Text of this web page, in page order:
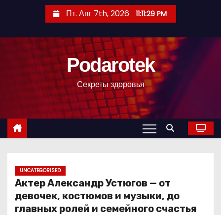
с
Пт. Авг 7th, 2026 11:11:30 PM
Podarotek
Секреты здоровья
UNCATEGORISED
Актер Александр Устюгов — от
девочек, костюмов и музыки, до
главных ролей и семейного счастья